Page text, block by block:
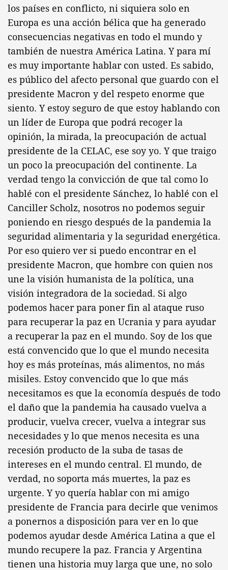
los países en conflicto, ni siquiera solo en
Europa es una acción bélica que ha generado
consecuencias negativas en todo el mundo y
también de nuestra América Latina. Y para mí
es muy importante hablar con usted. Es sabido,
es público del afecto personal que guardo con el
presidente Macron y del respeto enorme que
siento. Y estoy seguro de que estoy hablando con
un líder de Europa que podrá recoger la
opinión, la mirada, la preocupación de actual
presidente de la CELAC, ese soy yo. Y que traigo
un poco la preocupación del continente. La
verdad tengo la convicción de que tal como lo
hablé con el presidente Sánchez, lo hablé con el
Canciller Scholz, nosotros no podemos seguir
poniendo en riesgo después de la pandemia la
seguridad alimentaria y la seguridad energética.
Por eso quiero ver si puedo encontrar en el
presidente Macron, que hombre con quien nos
une la visión humanista de la política, una
visión integradora de la sociedad. Si algo
podemos hacer para poner fin al ataque ruso
para recuperar la paz en Ucrania y para ayudar
a recuperar la paz en el mundo. Soy de los que
está convencido que lo que el mundo necesita
hoy es más proteínas, más alimentos, no más
misiles. Estoy convencido que lo que más
necesitamos es que la economía después de todo
el daño que la pandemia ha causado vuelva a
producir, vuelva crecer, vuelva a integrar sus
necesidades y lo que menos necesita es una
recesión producto de la suba de tasas de
intereses en el mundo central. El mundo, de
verdad, no soporta más muertes, la paz es
urgente. Y yo quería hablar con mi amigo
presidente de Francia para decirle que venimos
a ponernos a disposición para ver en lo que
podemos ayudar desde América Latina a que el
mundo recupere la paz. Francia y Argentina
tienen una historia muy larga que une, no solo